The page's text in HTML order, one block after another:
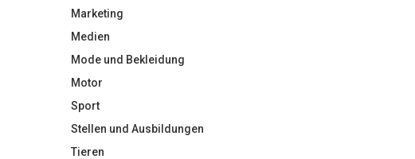
Marketing
Medien
Mode und Bekleidung
Motor
Sport
Stellen und Ausbildungen
Tieren